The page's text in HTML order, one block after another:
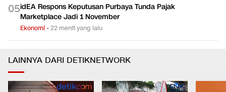
05idEA Respons Keputusan Purbaya Tunda Pajak
Marketplace Jadi 1 November
Ekonomi •22 menit yang lalu
LAINNYA DARI DETIKNETWORK